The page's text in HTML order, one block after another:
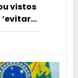
vistos
Dia ES